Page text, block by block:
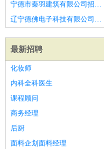
宁德市秦羽建筑有限公司招聘电工
辽宁德佛电子科技有限公司招聘机电工
最新招聘
化妆师
内科全科医生
课程顾问
商务经理
后厨
面料企划面料经理